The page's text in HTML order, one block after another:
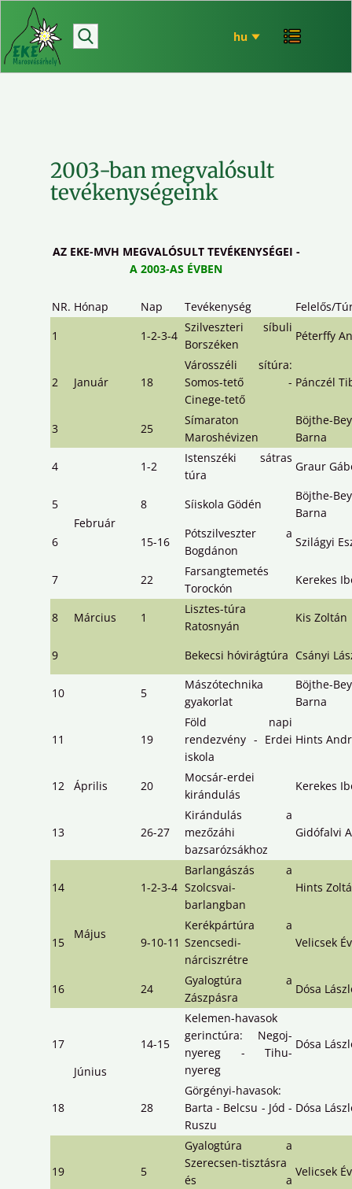
hírek
bemutatkozó
EKE történet
ökó
2003-ban megvalósult
tevékenységeink
AZ EKE-MVH MEGVALÓSULT TEVÉKENYSÉGEI -
A 2003-AS ÉVBEN
NR. Hónap Nap Tevékenység
Felelős/
1
Január
1-2-3-4
Szilveszteri síbuli
Borszéken
Péterffy
2 18
Városszéli sítúra:
Somos-tető -
Cinege-tető
Pánczél
3 25
Símaraton
Maroshévizen
Böjthe-
Barna
4
Február
1-2
Istenszéki sátras
túra
Graur
5 8 Síiskola Gödén
Böjthe-
Barna
6
15-16
Pótszilveszter a
Bogdánon
Szilágyi
7 22
Farsangtemetés
Torockón
Kerekes
8 Március 1
Lisztes-túra
Ratosnyán
Kis Zoltán
9 Bekecsi hóvirágtúra Csányi
10 5
Mászótechnika
gyakorlat
Böjthe-
Barna
11
Április
19
Föld napi
rendezvény - Erdei
iskola
Hints
12 20
Mocsár-erdei
kirándulás
Kerekes
13 26-27
Kirándulás a
mezőzáhi
bazsarózsákhoz
Gidófalvi
14
Május
1-2-3-4
Barlangászás a
Szolcsvai-
barlangban
Hints
15 9-10-11
Kerékpártúra a
Szencsedi-
nárciszrétre
Velicsek
16 24
Gyalogtúra a
Zászpásra
Dósa
17
Június
14-15
Kelemen-havasok
gerinctúra: Negoj-
nyereg - Tihu-
nyereg
Dósa
18 28
Görgényi-havasok:
Barta - Belcsu - Jód -
Ruszu
Dósa
19 5
Gyalogtúra a
Szerecsen-tisztásra
és a
Velicsek